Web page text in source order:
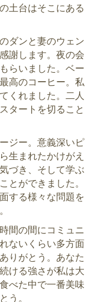
土台はそこにある
ダンと妻のウェン
謝します。夜の会
らいました。ベー
高のコーヒー。私
くれました。二人
タートを切ること
ジー。意義深いピ
生まれたかけがえ
づき、そして学ぶ
とができました。
する様々な問題を
間の間にコミュニ
ないくらい多方面
りがとう。あなた
ける強さが私は大
べた中で一番美味
う。